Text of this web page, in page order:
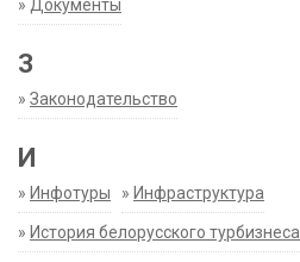
» Документы
З
» Законодательство
И
» Инфотуры » Инфраструктура
» История белорусского турбизнеса